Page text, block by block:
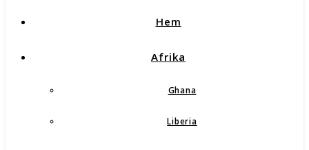
Hem
Afrika
Ghana
Liberia